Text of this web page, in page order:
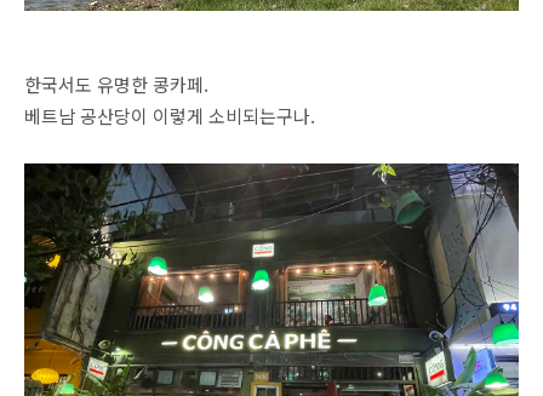
한국서도 유명한 콩카페.
베트남 공산당이 이렇게 소비되는구나.